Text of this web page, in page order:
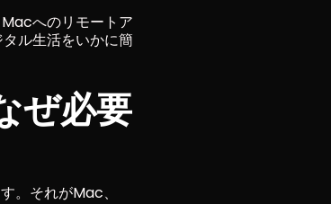
へのリモートア
ル生活をいかに簡
ぜ必要
。それがMac、